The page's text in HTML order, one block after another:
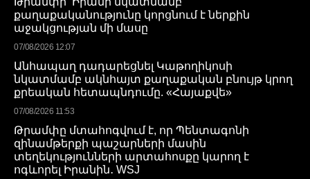
քաղաքականությունը կորցնում է ներքին
աջակցության մի մասը
07/08/2026 12:07
Անհապաղ դադարեցնել Կաթողիկոսի
նկատմամբ ակնհայտ քաղաքական բնույթ կրող
քրեական հետապնդումը. «Հայաքվե»
07/08/2026 11:53
Թրամփը մտահոգվում է, որ Պենտագոնի
զինամթերքի պաշարների մասին
տեղեկությունների արտահոսքը կարող է
ոգևորել Իրանին․ WSJ